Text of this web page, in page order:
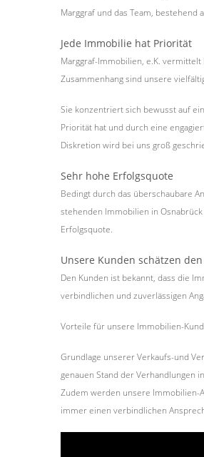
Marggraf und das Team, bestehend
Jede Immobilie hat Priorität
Marggraf-Immobilien, e.K.
Zusammenhang sind unsere
Sie konzentriert sich bewusst auf
Priorität hat und durch eine
Diskretion wird bei uns groß
Sehr hohe Erfolgsquote
Bedingt durch das überschaubare
stehenden Immobilien in
Erfolgsquote.
Unsere Kunden schätzen
Den Kunden ist bekannt, dass die
verbindlichen und zuverlässigen
Vorteile für unsere Immobilien-
Grundlage unserer Verkaufs-und
genauen Stand der Verhandlungen
Zudem werden unsere Immobilien-
immer einen verbindlichen